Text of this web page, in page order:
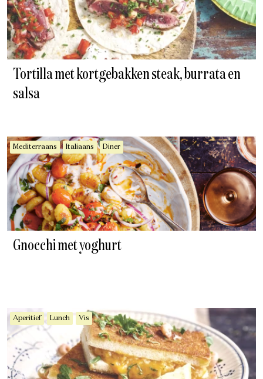
Tortilla met kortgebakken steak, burrata en
salsa
Mediterraans Italiaans Diner
Gnocchi met yoghurt
Aperitief Lunch Vis